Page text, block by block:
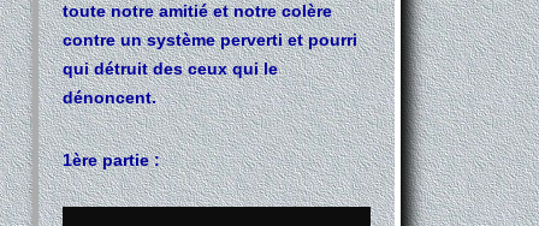
toute notre amitié et notre colère
contre un système perverti et pourri
qui détruit des ceux qui le
dénoncent.
1ère partie :